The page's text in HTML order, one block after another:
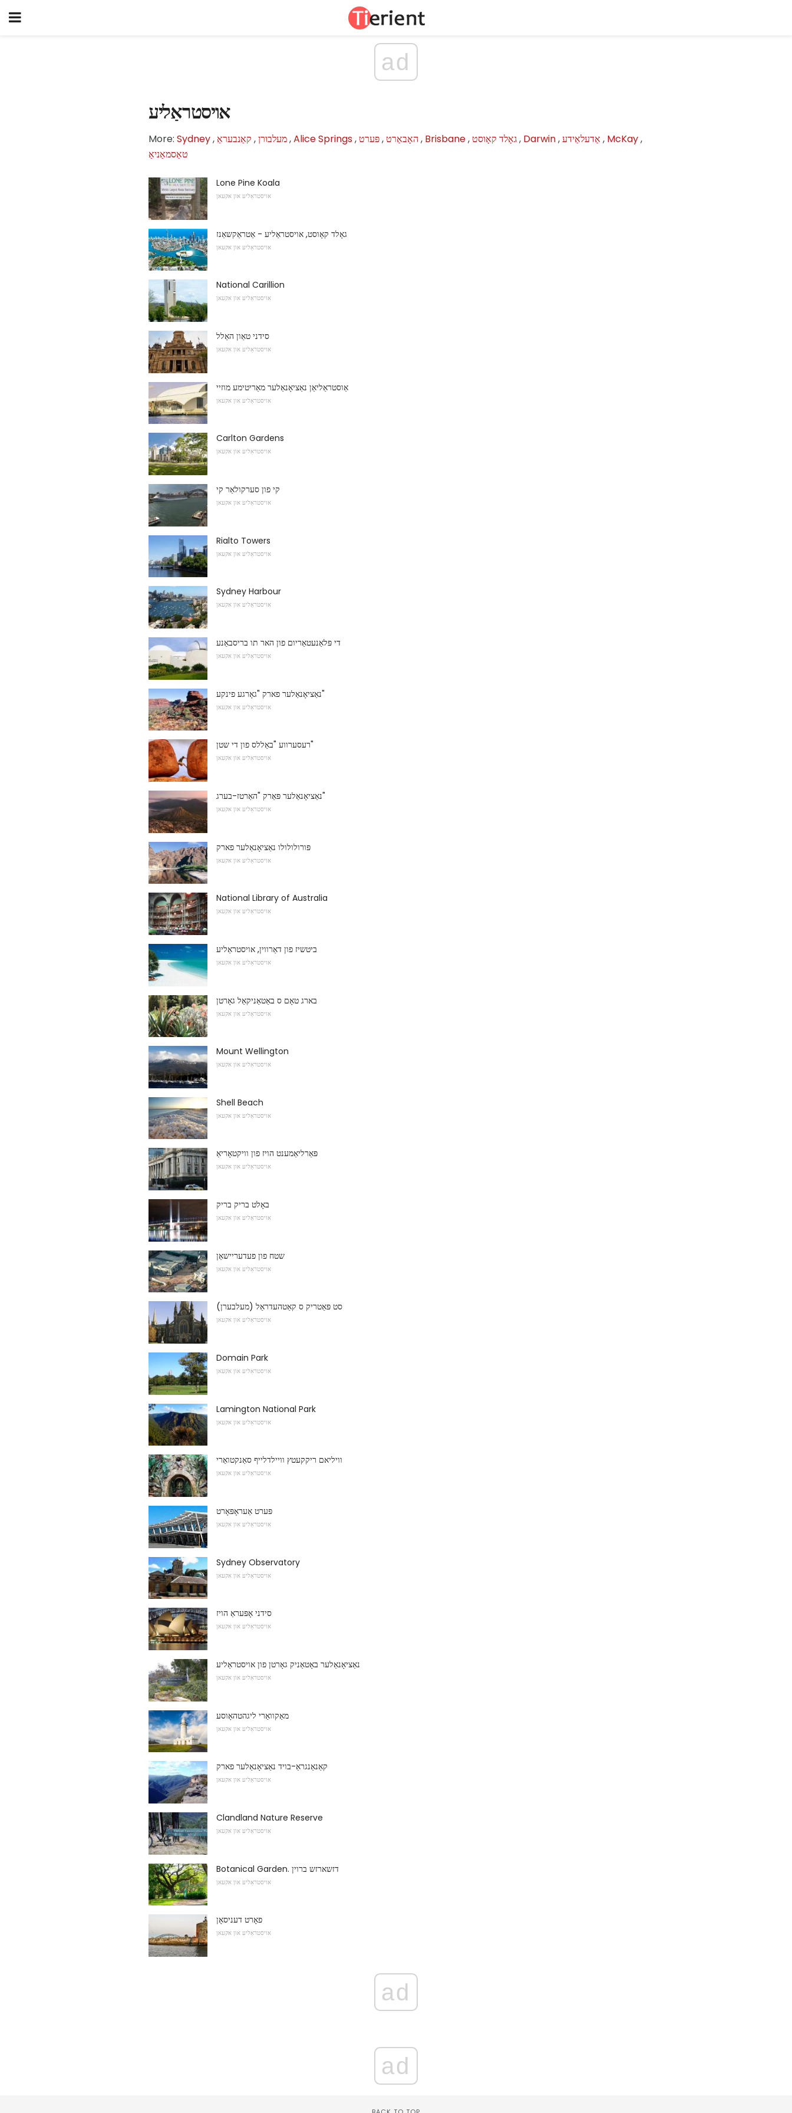
ad
אויסטראַליע
More: Sydney, מעלבורן, קאַנבעראַ ,Alice Springs, האָבאַרט,פּערט , Brisbane,גאָלד קאָוסט, Darwin,אַדעלאַידע , McKay,
טאַסמאַניאַ
Lone Pine Koala
אויסטראַליע און אקעאן
גאָלד קאָוסט, אויסטראַליע - אַטראַקשאַנז
אויסטראַליע און אקעאן
National Carillion
אויסטראַליע און אקעאן
סידני טאַון האַלל
אויסטראַליע און אקעאן
אַוסטראַליאַן נאַציאָנאַלער מאַריטימע מוזיי
אויסטראַליע און אקעאן
Carlton Gardens
אויסטראַליע און אקעאן
קי פון סערקולאַר קי
אויסטראַליע און אקעאן
Rialto Towers
אויסטראַליע און אקעאן
Sydney Harbour
אויסטראַליע און אקעאן
די פּלאַנעטאַריום פון האר תו בריסבאַנע
אויסטראַליע און אקעאן
נאַציאָנאַלער פארק "גאָרגע פינקע"
אויסטראַליע און אקעאן
רעסערווע "באַללס פון די שטן"
אויסטראַליע און אקעאן
נאַציאָנאַלער פּאַרק "האַרטז-בערג"
אויסטראַליע און אקעאן
פּורולולולו נאַציאָנאַלער פארק
אויסטראַליע און אקעאן
National Library of Australia
אויסטראַליע און אקעאן
ביטשיז פון דאַרווין, אויסטראַליע
אויסטראַליע און אקעאן
בארג טאָם ס באַטאַניקאַל גאָרטן
אויסטראַליע און אקעאן
Mount Wellington
אויסטראַליע און אקעאן
Shell Beach
אויסטראַליע און אקעאן
פּאַרליאַמענט הויז פון וויקטאָריאַ
אויסטראַליע און אקעאן
באָלט בריק בריק
אויסטראַליע און אקעאן
שטח פון פעדעריישאַן
אויסטראַליע און אקעאן
סט פּאַטריק ס קאַטהעדראַל (מעלבערן)
אויסטראַליע און אקעאן
Domain Park
אויסטראַליע און אקעאן
Lamington National Park
אויסטראַליע און אקעאן
וויליאם ריקקעטץ וויילדלייף סאַנקטואַרי
אויסטראַליע און אקעאן
פּערט אַעראָפּאָרט
אויסטראַליע און אקעאן
Sydney Observatory
אויסטראַליע און אקעאן
סידני אָפּעראַ הויז
אויסטראַליע און אקעאן
נאַציאָנאַלער באָטאַניק גאָרטן פון אויסטראַליע
אויסטראַליע און אקעאן
מאַקוואַרי ליגהטהאָוסע
אויסטראַליע און אקעאן
קאַנאַנגראַ-בויד נאַציאָנאַלער פארק
אויסטראַליע און אקעאן
Clandland Nature Reserve
אויסטראַליע און אקעאן
Botanical Garden. דזשארזש ברוין
אויסטראַליע און אקעאן
פאָרט דעניסאָן
אויסטראַליע און אקעאן
ad
ad